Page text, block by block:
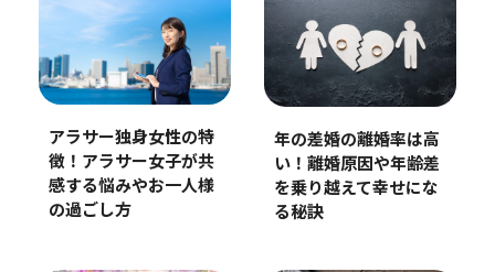
アラサー独身女性の特
徴！アラサー女子が共
感する悩みやお一人様
の過ごし方
年の差婚の離婚率は高
い！離婚原因や年齢差
を乗り越えて幸せにな
る秘訣